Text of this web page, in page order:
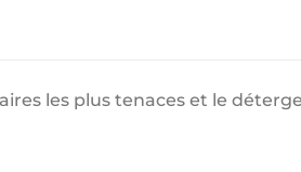
les plus tenaces et le